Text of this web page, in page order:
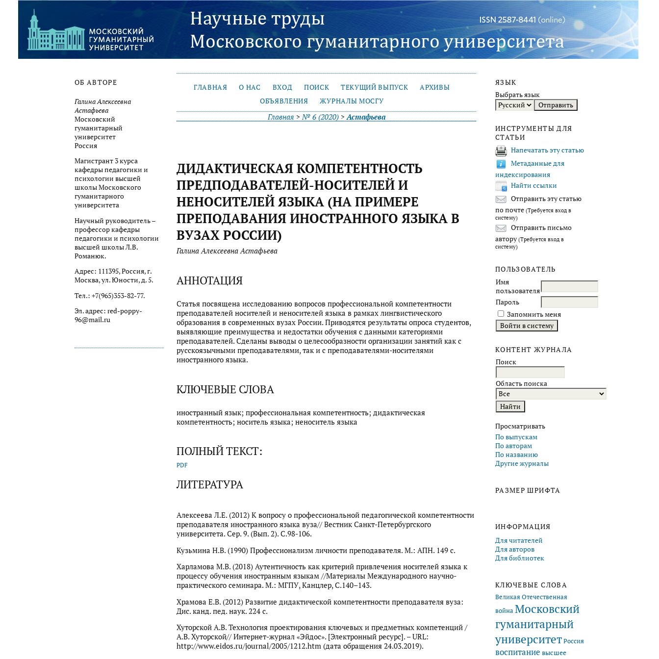
ОБ АВТОРЕ
Галина Алексеевна
Астафьева
Московский
гуманитарный
университет
Россия
Магистрант 3 курса
кафедры педагогики и
психологии высшей
школы Московского
гуманитарного
университета
Научный руководитель –
профессор кафедры
педагогики и психологии
высшей школы Л.В.
Романюк.
Адрес: 111395, Россия, г.
Москва, ул. Юности, д. 5.
Тел.: +7(965)353-82-77.
Эл. адрес: red-poppy-
96@mail.ru
ЯЗЫК
Выбрать язык
ИНСТРУМЕНТЫ ДЛЯ
СТАТЬИ
Напечатать эту статью
Метаданные для
индексирования
Найти ссылки
Отправить эту статью
по почте (Требуется вход в
систему)
Отправить письмо
автору (Требуется вход в
систему)
ПОЛЬЗОВАТЕЛЬ
Имя
пользователя
Пароль
Запомнить меня
КОНТЕНТ ЖУРНАЛА
Поиск
Область поиска
Просматривать
По выпускам
По авторам
По названию
Другие журналы
РАЗМЕР ШРИФТА
ИНФОРМАЦИЯ
Для читателей
Для авторов
Для библиотек
КЛЮЧЕВЫЕ СЛОВА
Великая Отечественная
войнаМосковский
гуманитарный
университетРоссия
воспитание высшее
ГЛАВНАЯ О НАС ВХОД ПОИСК ТЕКУЩИЙ ВЫПУСК
АРХИВЫ
ОБЪЯВЛЕНИЯ
ЖУРНАЛЫ МОСГУ
Главная >№ 6 (2020)>Астафьева
ДИДАКТИЧЕСКАЯ КОМПЕТЕНТНОСТЬ
ПРЕДПОДАВАТЕЛЕЙ-НОСИТЕЛЕЙ И
НЕНОСИТЕЛЕЙ ЯЗЫКА (НА ПРИМЕРЕ
ПРЕПОДАВАНИЯ ИНОСТРАННОГО ЯЗЫКА В
ВУЗАХ РОССИИ)
Галина Алексеевна Астафьева
АННОТАЦИЯ
Статья посвящена исследованию вопросов профессиональной компетентности
преподавателей носителей и неносителей языка в рамках лингвистического
образования в современных вузах России. Приводятся результаты опроса студентов,
выявляющие преимущества и недостатки обучения с данными категориями
преподавателей. Сделаны выводы о целесообразности организации занятий как с
русскоязычными преподавателями, так и с преподавателями-носителями
иностранного языка.
КЛЮЧЕВЫЕ СЛОВА
иностранный язык; профессиональная компетентность; дидактическая
компетентность; носитель языка; неноситель языка
ПОЛНЫЙ ТЕКСТ:
PDF
ЛИТЕРАТУРА
Алексеева Л.Е. (2012) К вопросу о профессиональной педагогической компетентности
преподавателя иностранного языка вуза// Вестник Санкт-Петербургского
университета. Сер. 9. (Вып. 2). С.98-106.
Кузьмина Н.В. (1990) Профессионализм личности преподавателя. М.: АПН. 149 с.
Харламова М.В. (2018) Аутентичность как критерий привлечения носителей языка к
процессу обучения иностранным языкам //Материалы Международного научно-
практического семинара. М.: МГПУ, Канцлер, С.140–143.
Храмова Е.В. (2012) Развитие дидактической компетентности преподавателя вуза:
Дис. канд. пед. наук. 224 с.
Хуторской А.В. Технология проектирования ключевых и предметных компетенций /
А.В. Хуторской// Интернет-журнал «Эйдос». [Электронный ресурс]. – URL:
http://www.eidos.ru/journal/2005/1212.htm (дата обращения 24.03.2019).